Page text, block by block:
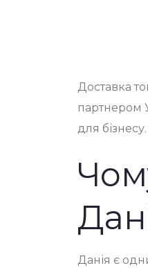
Доставка
партнером
для бізнесу.
Данія є